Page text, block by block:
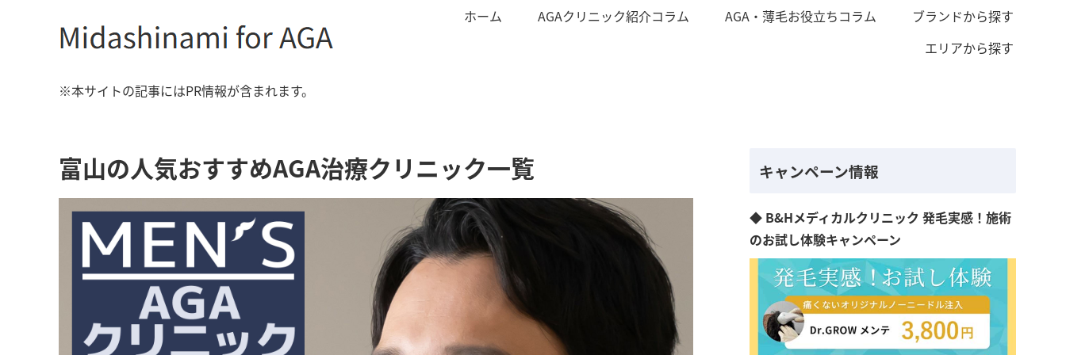
ホーム AGAクリニック紹介コラム AGA・薄毛お役立ちコラム
ブランドから探す
エリアから探す
※本サイトの記事にはPR情報が含まれます。
富山の人気おすすめAGA治療クリニック一覧 キャンペーン情報
◆ B&Hメディカルクリニック 発毛実感！施術
のお試し体験キャンペーン